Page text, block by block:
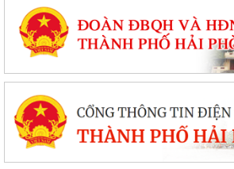
Phường Dương Kinh tổ chức họp triển khai